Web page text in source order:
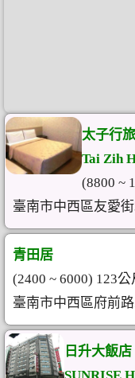
太子行旅
Tai Zih
(8800 ~
臺南市中西區友愛
青田居
(2400 ~ 6000) 123公
臺南市中西區府前
日升大飯店